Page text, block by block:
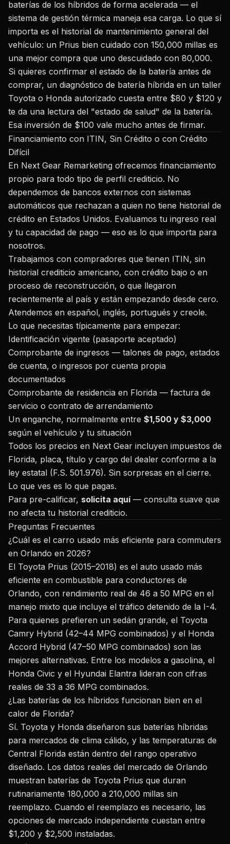
baterías de los híbridos de forma acelerada — el
sistema de gestión térmica maneja esa carga. Lo que sí
importa es el historial de mantenimiento general del
vehículo: un Prius bien cuidado con 150,000 millas es
una mejor compra que uno descuidado con 80,000.
Si quieres confirmar el estado de la batería antes de
comprar, un diagnóstico de batería híbrida en un taller
Toyota o Honda autorizado cuesta entre $80 y $120 y
te da una lectura del "estado de salud" de la batería.
Esa inversión de $100 vale mucho antes de firmar.
Financiamiento con ITIN, Sin Crédito o con Crédito
Difícil
En Next Gear Remarketing ofrecemos financiamiento
propio para todo tipo de perfil crediticio. No
dependemos de bancos externos con sistemas
automáticos que rechazan a quien no tiene historial de
crédito en Estados Unidos. Evaluamos tu ingreso real
y tu capacidad de pago — eso es lo que importa para
nosotros.
Trabajamos con compradores que tienen ITIN, sin
historial crediticio americano, con crédito bajo o en
proceso de reconstrucción, o que llegaron
recientemente al país y están empezando desde cero.
Atendemos en español, inglés, portugués y creole.
Lo que necesitas típicamente para empezar:
Identificación vigente (pasaporte aceptado)
Comprobante de ingresos — talones de pago, estados
de cuenta, o ingresos por cuenta propia
documentados
Comprobante de residencia en Florida — factura de
servicio o contrato de arrendamiento
Un enganche, normalmente entre $1,500 y $3,000
según el vehículo y tu situación
Todos los precios en Next Gear incluyen impuestos de
Florida, placa, título y cargo del dealer conforme a la
ley estatal (F.S. 501.976). Sin sorpresas en el cierre.
Lo que ves es lo que pagas.
Para pre-calificar, solicita aquí— consulta suave que
no afecta tu historial crediticio.
Preguntas Frecuentes
¿Cuál es el carro usado más eficiente para commuters
en Orlando en 2026?
El Toyota Prius (2015–2018) es el auto usado más
eficiente en combustible para conductores de
Orlando, con rendimiento real de 46 a 50 MPG en el
manejo mixto que incluye el tráfico detenido de la I-4.
Para quienes prefieren un sedán grande, el Toyota
Camry Hybrid (42–44 MPG combinados) y el Honda
Accord Hybrid (47–50 MPG combinados) son las
mejores alternativas. Entre los modelos a gasolina, el
Honda Civic y el Hyundai Elantra lideran con cifras
reales de 33 a 36 MPG combinados.
¿Las baterías de los híbridos funcionan bien en el
calor de Florida?
Sí. Toyota y Honda diseñaron sus baterías híbridas
para mercados de clima cálido, y las temperaturas de
Central Florida están dentro del rango operativo
diseñado. Los datos reales del mercado de Orlando
muestran baterías de Toyota Prius que duran
rutinariamente 180,000 a 210,000 millas sin
reemplazo. Cuando el reemplazo es necesario, las
opciones de mercado independiente cuestan entre
$1,200 y $2,500 instaladas.